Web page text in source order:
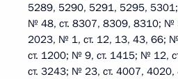
5289, 5290, 5291, 5295,
№ 48, ст. 8307, 8309, 8310; №
2023, № 1, ст. 12, 13, 43, 66;
ст. 1200; № 9, ст. 1415; № 12,
ст. 3243; № 23, ст. 4007,